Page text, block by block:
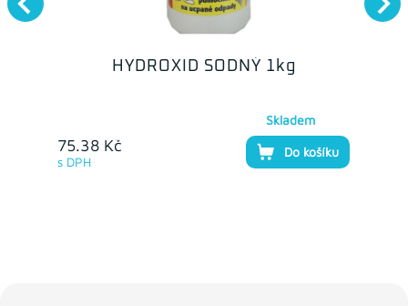
HYDROXID SODNÝ 1kg
75.38 Kč
s DPH
Skladem
Do košíku